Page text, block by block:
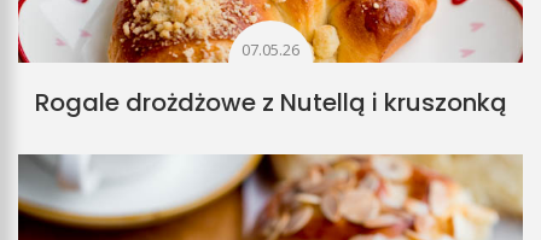
07.05.26
Rogale drożdżowe z Nutellą i kruszonką